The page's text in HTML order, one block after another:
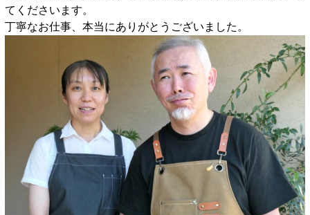
てくださいます。
丁寧なお仕事、本当にありがとうございました。